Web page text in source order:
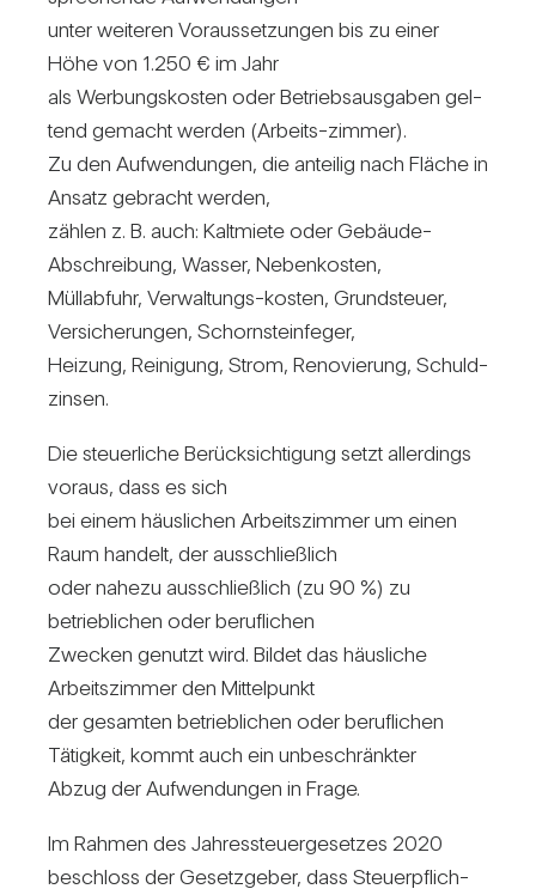
unter wei­teren Vor­aus­set­zungen bis zu einer
Höhe von 1.250 € im Jahr
als Wer­bungs­kosten oder Betriebs­aus­gaben gel­
tend gemacht werden (Arbeits-zimmer).
Zu den Auf­wen­dungen, die anteilig nach Fläche in
Ansatz gebracht werden,
zählen z. B. auch: Kalt­miete oder Gebäude-
Abschrei­bung, Wasser, Neben­kosten,
Müll­ab­fuhr, Ver­wal­tungs-kosten, Grund­steuer,
Ver­si­che­rungen, Schorn­stein­feger,
Hei­zung, Rei­ni­gung, Strom, Reno­vie­rung, Schuld­
zinsen.
Die steu­er­liche Berück­sich­ti­gung setzt aller­dings
voraus, dass es sich
bei einem häus­li­chen Arbeits­zimmer um einen
Raum han­delt, der aus­schließ­lich
oder nahezu aus­schließ­lich (zu 90 %) zu
betrieb­li­chen oder beruf­li­chen
Zwe­cken genutzt wird. Bildet das häus­liche
Arbeits­zimmer den Mit­tel­punkt
der gesamten betrieb­li­chen oder beruf­li­chen
Tätig­keit, kommt auch ein unbe­schränkter
Abzug der Auf­wen­dungen in Frage.
Im Rahmen des Jah­res­steu­er­ge­setzes 2020
beschloss der Gesetz­geber, dass Steu­er­pflich­